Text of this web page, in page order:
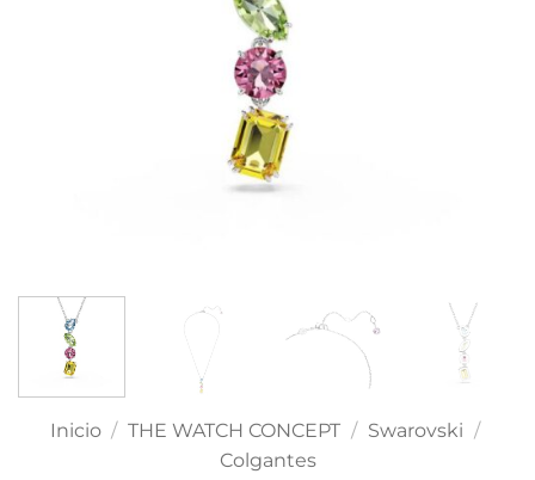
Inicio / THE WATCH CONCEPT / Swarovski /
Colgantes